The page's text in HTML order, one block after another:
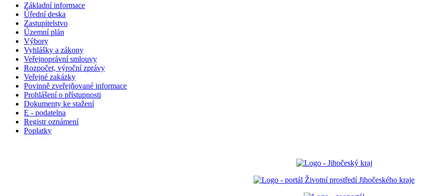
Základní informace
Úřední deska
Zastupitelstvo
Územní plán
Výbory
Vyhlášky a zákony
Veřejnoprávní smlouvy
Rozpočet, výroční zprávy
Veřejné zakázky
Povinně zveřejňované informace
Prohlášení o přístupnosti
Dokumenty ke stažení
E - podatelna
Registr oznámení
Poplatky